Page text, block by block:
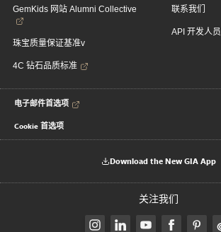
GemKids 网站 Alumni Collective
珠宝质量保证基准v
4C 钻石品质标准
联系我们
API 开发人员
电子邮件首选项
Cookie 首选项
Download the New GIA App
关注我们